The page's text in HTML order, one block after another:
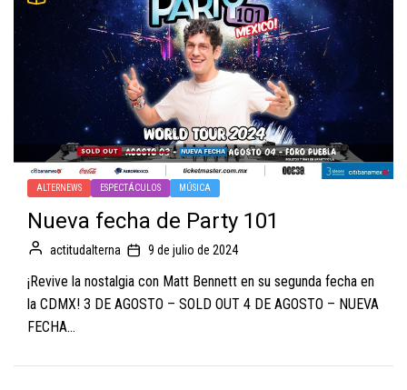
ALTERNEWS ESPECTÁCULOS MÚSICA
Nueva fecha de Party 101
actitudalterna 9 de julio de 2024
¡Revive la nostalgia con Matt Bennett en su segunda fecha en
la CDMX! 3 DE AGOSTO – SOLD OUT 4 DE AGOSTO – NUEVA
FECHA...